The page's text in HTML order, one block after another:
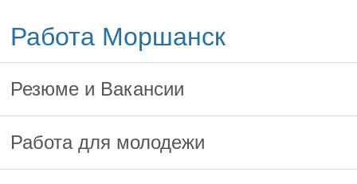
Работа Моршанск
Резюме и Вакансии
Работа для молодежи